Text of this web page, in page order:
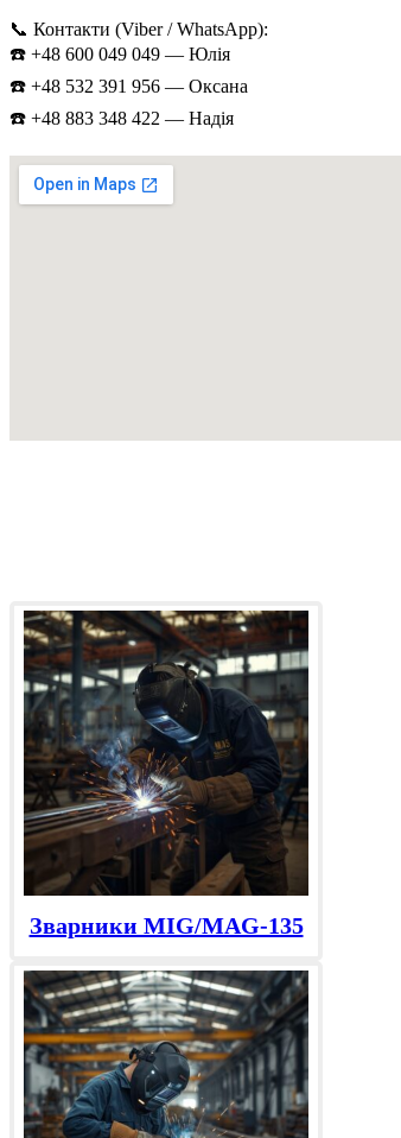
📞 Контакти (Viber / WhatsApp):
☎️ +48 600 049 049 — Юлія
☎️ +48 532 391 956 — Оксана
☎️ +48 883 348 422 — Надія
Зварники MIG/MAG-135